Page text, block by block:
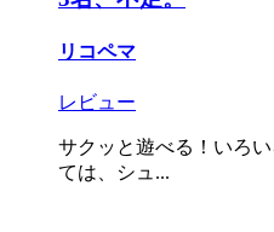
リコペマ
レビュー
サクッと遊べる！いろ
ては、シュ...